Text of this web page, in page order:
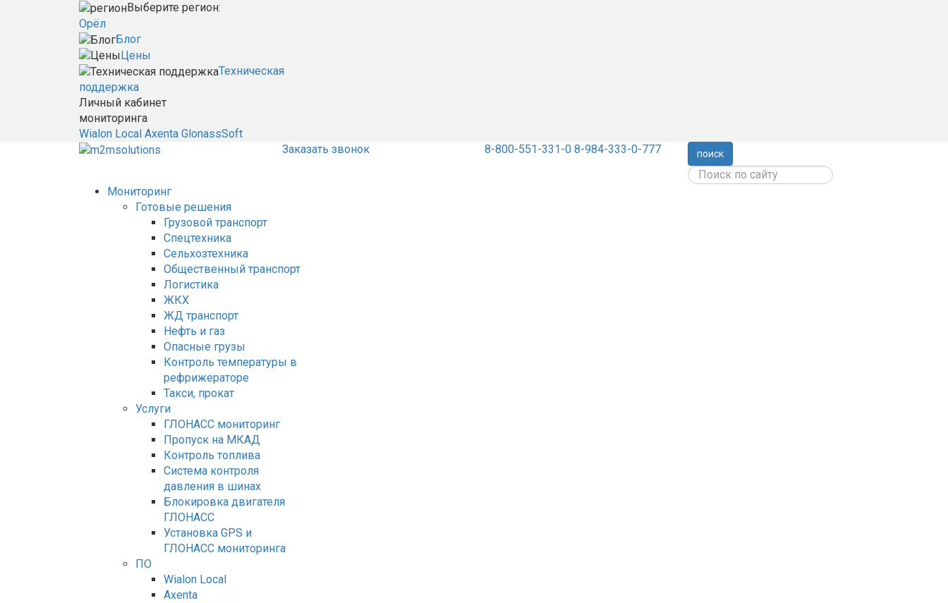
Выберите регион:
Орёл
Блог
Цены
Техническая
поддержка
Личный кабинет
мониторинга
Wialon Local Axenta GlonassSoft
Заказать звонок
8-800-551-331-0 8-984-333-0-777 поиск
Мониторинг
Готовые решения
Грузовой транспорт
Спецтехника
Сельхозтехника
Общественный транспорт
Логистика
ЖКХ
ЖД транспорт
Нефть и газ
Опасные грузы
Контроль температуры в
рефрижераторе
Такси, прокат
Услуги
ГЛОНАСС мониторинг
Пропуск на МКАД
Контроль топлива
Система контроля
давления в шинах
Блокировка двигателя
ГЛОНАСС
Установка GPS и
ГЛОНАСС мониторинга
ПО
Wialon Local
Axenta